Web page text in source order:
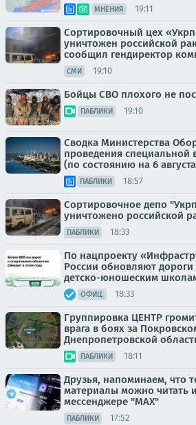
МНЕНИЯ 19:11
Сортировочный цех
уничтожен российской
сообщил гендиректор
СМИ 19:10
Бойцы СВО плохого не
ПАБЛИКИ 19:10
Сводка Министерства
проведения специальной
(по состоянию на 6
ПАБЛИКИ 18:57
Сортировочное депо
уничтожено российской
ПАБЛИКИ 18:33
По нацпроекту
России обновляют
детско-юношеским
ОФИЦ. 18:33
Группировка ЦЕНТР
врага в боях за
Днепропетровской
ПАБЛИКИ 18:11
Друзья, напоминаем, что
материалы можно читать
мессенджере "МАХ"
ПАБЛИКИ 17:52